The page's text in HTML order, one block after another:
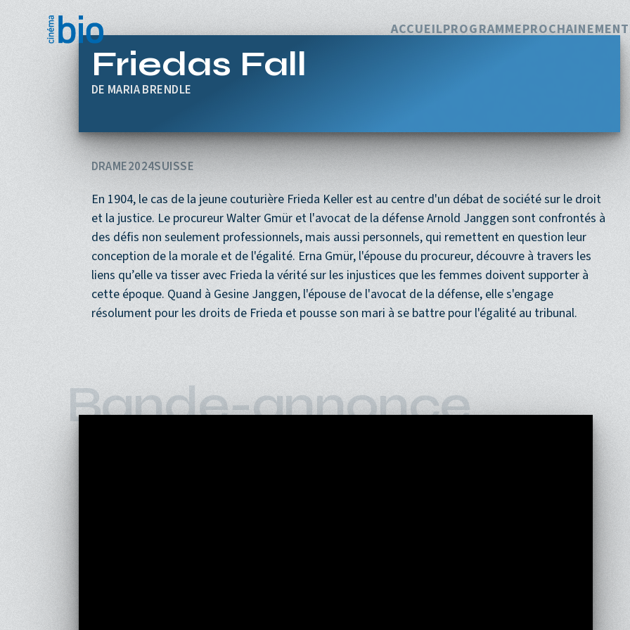
Navigation
ACCUEILPROGRAMMEPROCHAINEMENT
Friedas Fall
MARIA BRENDLE
DRAME2024SUISSE
En 1904, le cas de la jeune couturière Frieda Keller est au centre d'un débat de société sur le droit
et la justice. Le procureur Walter Gmür et l'avocat de la défense Arnold Janggen sont confrontés à
des défis non seulement professionnels, mais aussi personnels, qui remettent en question leur
conception de la morale et de l'égalité. Erna Gmür, l'épouse du procureur, découvre à travers les
liens qu’elle va tisser avec Frieda la vérité sur les injustices que les femmes doivent supporter à
cette époque. Quand à Gesine Janggen, l'épouse de l'avocat de la défense, elle s'engage
résolument pour les droits de Frieda et pousse son mari à se battre pour l'égalité au tribunal.
Bande-annonce